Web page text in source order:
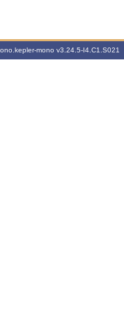
mono v3.24.5-I4.C1.S021